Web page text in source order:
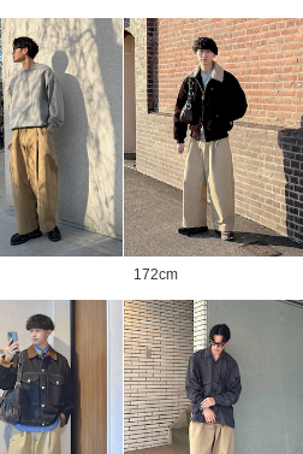
172cm